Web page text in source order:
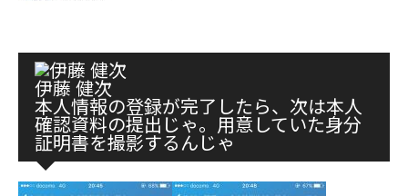
伊藤 健次
本人情報の登録が完了したら、次は本人
確認資料の提出じゃ。用意していた身分
証明書を撮影するんじゃ